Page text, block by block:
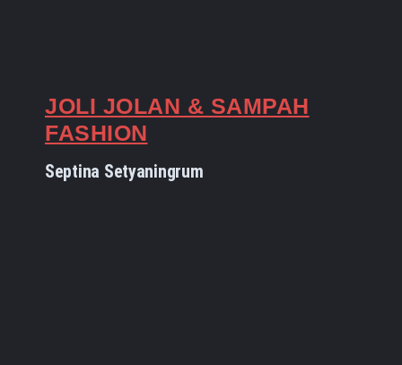
JOLI JOLAN & SAMPAH
FASHION
Septina Setyaningrum